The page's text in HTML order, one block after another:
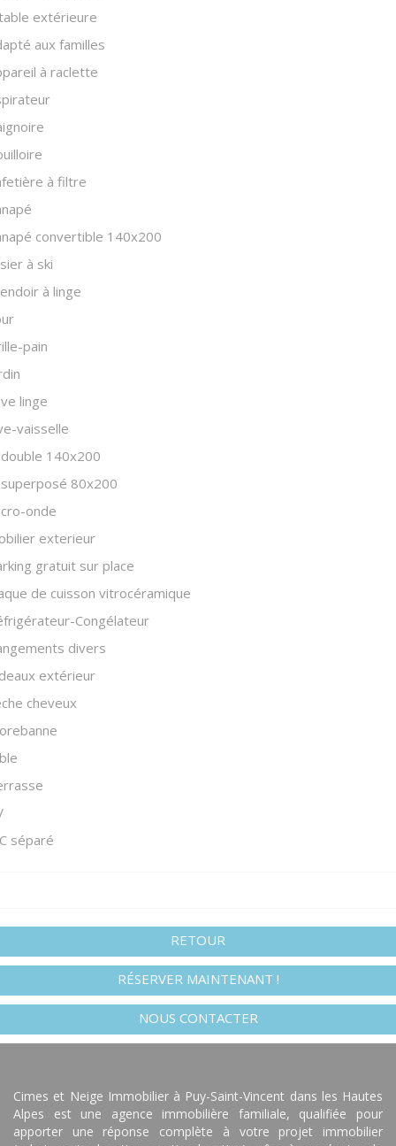
extérieure
aux familles
à raclette
à filtre
convertible 140x200
à ski
à linge
pain
linge
vaisselle
140x200
80x200
onde
exterieur
gratuit sur place
de cuisson vitrocéramique
Congélateur
divers
extérieur
cheveux
séparé
RETOUR
RÉSERVER MAINTENANT !
NOUS CONTACTER
Cimes et Neige Immobilier à Puy-Saint-Vincent dans les Hautes
Alpes est une agence immobilière familiale, qualifiée pour
apporter une réponse complète à votre projet immobilier